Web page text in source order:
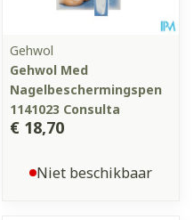
Gehwol
Gehwol Med
Nagelbeschermingspen
1141023 Consulta
€ 18,70
Niet beschikbaar